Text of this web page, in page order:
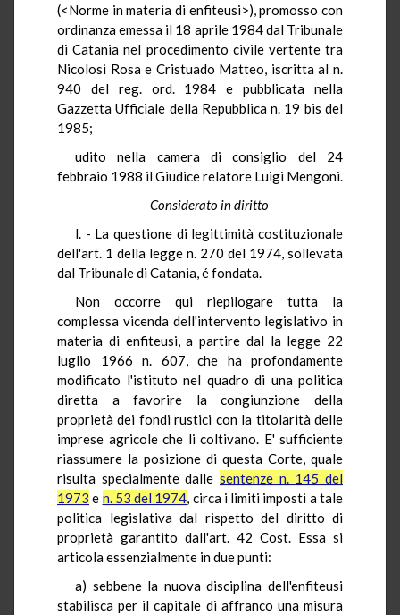
(<Norme in materia di enfiteusi>), promosso con
ordinanza emessa il 18 aprile 1984 dal Tribunale
di Catania nel procedimento civile vertente tra
Nicolosi Rosa e Cristuado Matteo, iscritta al n.
940 del reg. ord. 1984 e pubblicata nella
Gazzetta Ufficiale della Repubblica n. 19 bis del
1985;
udito nella camera di consiglio del 24
febbraio 1988 il Giudice relatore Luigi Mengoni.
Considerato in diritto
l. - La questione di legittimità costituzionale
dell'art. 1 della legge n. 270 del 1974, sollevata
dal Tribunale di Catania, é fondata.
Non occorre qui riepilogare tutta la
complessa vicenda dell'intervento legislativo in
materia di enfiteusi, a partire dal la legge 22
luglio 1966 n. 607, che ha profondamente
modificato l'istituto nel quadro di una politica
diretta a favorire la congiunzione della
proprietà dei fondi rustici con la titolarità delle
imprese agricole che li coltivano. E' sufficiente
riassumere la posizione di questa Corte, quale
risulta specialmente dalle sentenze n. 145 del
1973 e n. 53 del 1974, circa i limiti imposti a tale
politica legislativa dal rispetto del diritto di
proprietà garantito dall'art. 42 Cost. Essa si
articola essenzialmente in due punti:
a) sebbene la nuova disciplina dell'enfiteusi
stabilisca per il capitale di affranco una misura